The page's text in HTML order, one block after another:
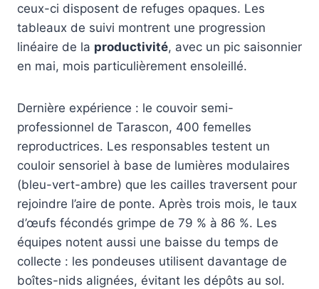
ceux-ci disposent de refuges opaques. Les
tableaux de suivi montrent une progression
linéaire de la productivité, avec un pic saisonnier
en mai, mois particulièrement ensoleillé.
Dernière expérience : le couvoir semi-
professionnel de Tarascon, 400 femelles
reproductrices. Les responsables testent un
couloir sensoriel à base de lumières modulaires
(bleu-vert-ambre) que les cailles traversent pour
rejoindre l’aire de ponte. Après trois mois, le taux
d’œufs fécondés grimpe de 79 % à 86 %. Les
équipes notent aussi une baisse du temps de
collecte : les pondeuses utilisent davantage de
boîtes-nids alignées, évitant les dépôts au sol.